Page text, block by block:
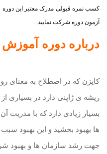
کسب نمره قبولی مدرک معتبر این دوره
آزمون دوره شرکت نمایید.
درباره دوره
کایزن که در اصطلاح به معنای
ریشه ی ژاپنی دارد در بسیاری
بسیار زیادی دارد که با مدریت
ها بهبود بخشید و این بهبود
جهت رشد سازمان ها و بهبود